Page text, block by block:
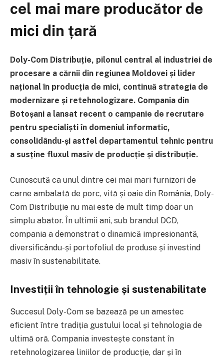
cel mai mare producător de
mici din țară
Doly-Com Distribuție, pilonul central al industriei de
procesare a cărnii din regiunea Moldovei și lider
național în producția de mici, continuă strategia de
modernizare și retehnologizare. Compania din
Botoșani a lansat recent o campanie de recrutare
pentru specialiști în domeniul informatic,
consolidându-și astfel departamentul tehnic pentru
a susține fluxul masiv de producție și distribuție.
Cunoscută ca unul dintre cei mai mari furnizori de
carne ambalată de porc, vită și oaie din România, Doly-
Com Distribuție nu mai este de mult timp doar un
simplu abator. În ultimii ani, sub brandul DCD,
compania a demonstrat o dinamică impresionantă,
diversificându-și portofoliul de produse și investind
masiv în sustenabilitate.
Investiții în tehnologie și sustenabilitate
Succesul Doly-Com se bazează pe un amestec
eficient între tradiția gustului local și tehnologia de
ultimă oră. Compania investește constant în
retehnologizarea liniilor de producție, dar și în